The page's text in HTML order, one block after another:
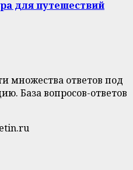
для путешествий
множества ответов под
База вопросов-ответов